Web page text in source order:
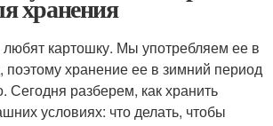
хранения
картошку. Мы употребляем ее в
поэтому хранение ее в зимний период
Сегодня разберем, как хранить
условиях: что делать, чтобы